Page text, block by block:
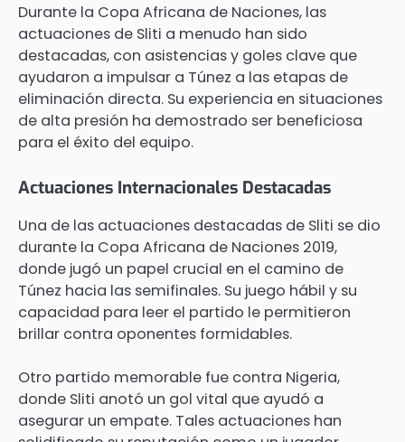
Durante la Copa Africana de Naciones, las
actuaciones de Sliti a menudo han sido
destacadas, con asistencias y goles clave que
ayudaron a impulsar a Túnez a las etapas de
eliminación directa. Su experiencia en situaciones
de alta presión ha demostrado ser beneficiosa
para el éxito del equipo.
Actuaciones Internacionales Destacadas
Una de las actuaciones destacadas de Sliti se dio
durante la Copa Africana de Naciones 2019,
donde jugó un papel crucial en el camino de
Túnez hacia las semifinales. Su juego hábil y su
capacidad para leer el partido le permitieron
brillar contra oponentes formidables.
Otro partido memorable fue contra Nigeria,
donde Sliti anotó un gol vital que ayudó a
asegurar un empate. Tales actuaciones han